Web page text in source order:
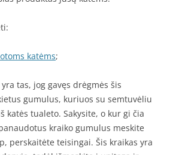
katėms;
tas, jog gavęs drėgmės šis
gumulus, kuriuos su semtuvėliu
katės tualeto. Sakysite, o kur gi čia
kraiko gumulus meskite
perskaitėte teisingai. Šis kraikas yra